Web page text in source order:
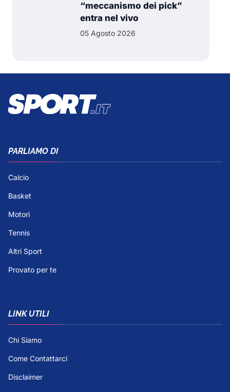
“meccanismo dei pick”
entra nel vivo
05 Agosto 2026
PARLIAMO DI
Calcio
Basket
Motori
Tennis
Altri Sport
Provato per te
LINK UTILI
Chi Siamo
Come Contattarci
Disclaimer